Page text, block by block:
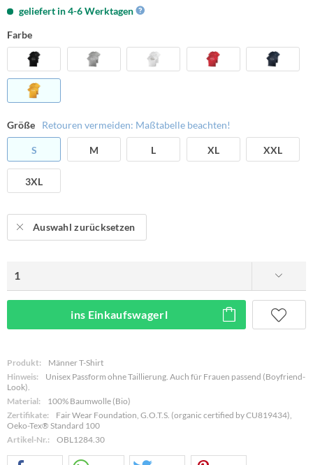
geliefert in 4-6 Werktagen
Farbe
Größe Retouren vermeiden: Maßtabelle beachten!
S M L XL XXL
3XL
Auswahl zurücksetzen
ins Einkaufswagerl
Produkt:
Männer T-Shirt
Hinweis:
Unisex Passform ohne Taillierung. Auch für Frauen passend (Boyfriend-
Look).
Material:
100% Baumwolle (Bio)
Zertifikate:
Fair Wear Foundation, G.O.T.S. (organic certified by CU819434),
Oeko-Tex® Standard 100
Artikel-Nr.:
OBL1284.30